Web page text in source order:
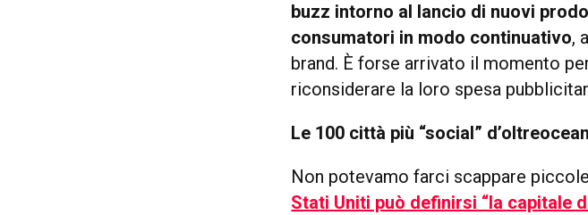
buzz intorno al lancio di nuovi
consumatori in modo continuativo,
brand. È forse arrivato il momento
riconsiderare la loro spesa
Le 100 città più “social”
Non potevamo farci scappare
Stati Uniti può definirsi “la capitale